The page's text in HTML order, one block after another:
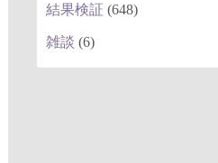
結果検証 (648)
雑談 (6)